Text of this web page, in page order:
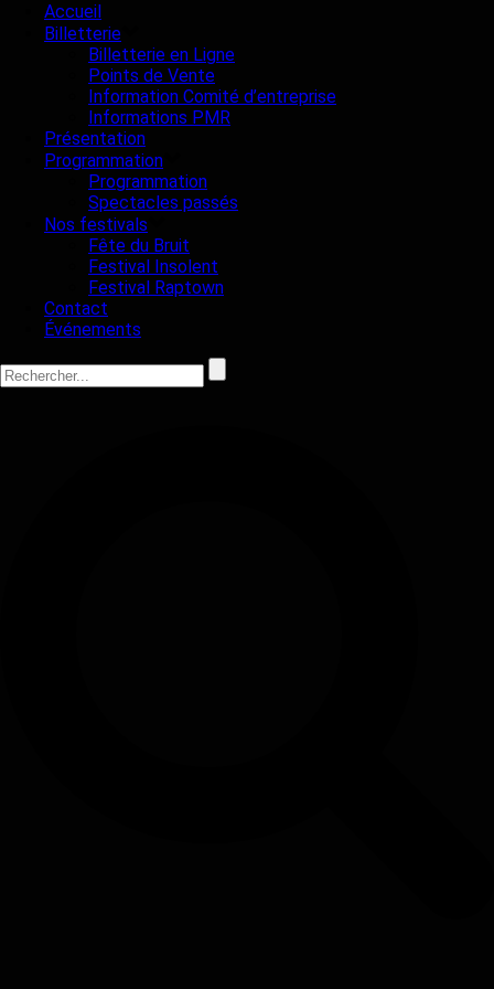
Accueil
Billetterie
Billetterie en Ligne
Points de Vente
Information Comité d’entreprise
Informations PMR
Présentation
Programmation
Programmation
Spectacles passés
Nos festivals
Fête du Bruit
Festival Insolent
Festival Raptown
Contact
Événements